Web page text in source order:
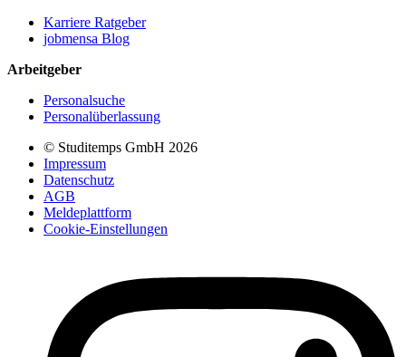
Karriere Ratgeber
jobmensa Blog
Arbeitgeber
Personalsuche
Personalüberlassung
© Studitemps GmbH 2026
Impressum
Datenschutz
AGB
Meldeplattform
Cookie-Einstellungen